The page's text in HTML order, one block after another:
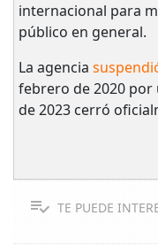
internacional para
público en general.
La agencia
febrero de 2020 por
de 2023 cerró
TE PUEDE